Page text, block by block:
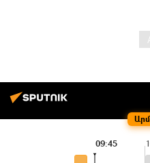
09:45